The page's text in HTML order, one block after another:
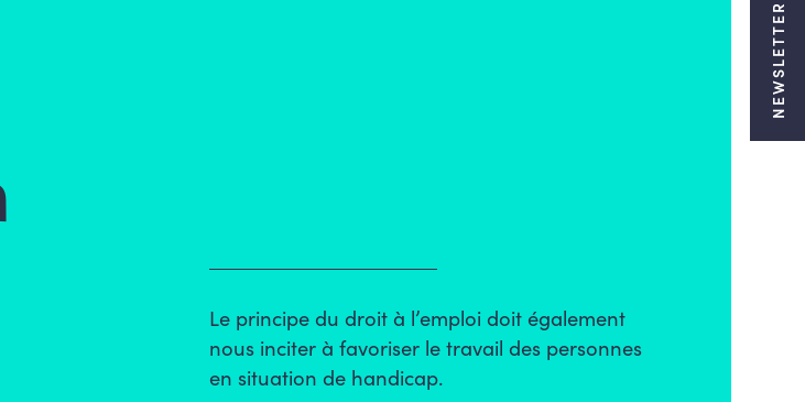
NEWSLETTER
Le principe du droit à l’emploi doit également
nous inciter à favoriser le travail des personnes
en situation de handicap.